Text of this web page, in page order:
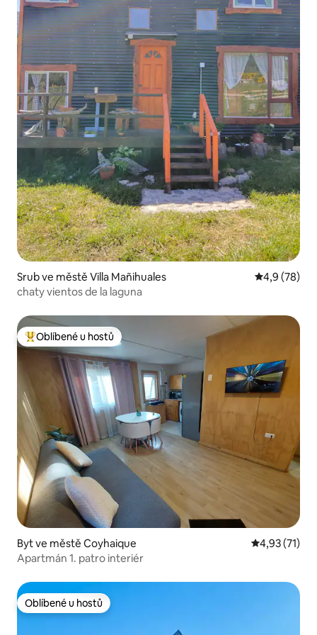
Srub ve městě Villa Mañihuales Průměrné
4,9 (78)
chaty vientos de la laguna
Nejlepší v kategorii Oblíbené u hostů
Oblíbené u hostů
Byt ve městě Coyhaique Průměrné
4,93 (71)
Apartmán 1. patro interiér
Oblíbené u hostů
Oblíbené u hostů